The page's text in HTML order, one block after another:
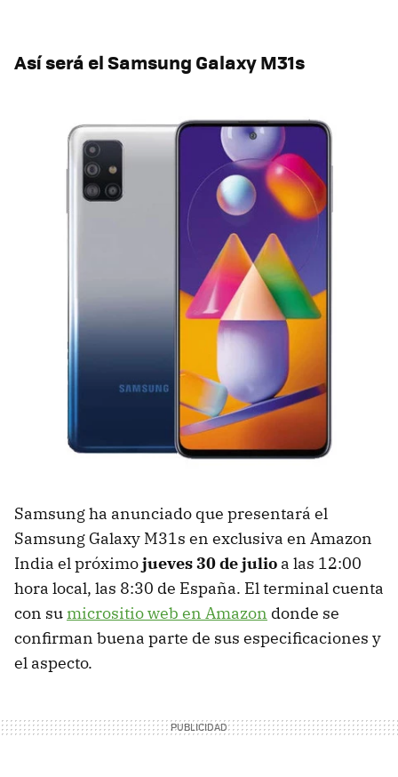
Así será el Samsung Galaxy M31s
Samsung ha anunciado que presentará el
Samsung Galaxy M31s en exclusiva en Amazon
India el próximojueves 30 de julio a las 12:00
hora local, las 8:30 de España. El terminal cuenta
con su micrositio web en Amazon donde se
confirman buena parte de sus especificaciones y
el aspecto.